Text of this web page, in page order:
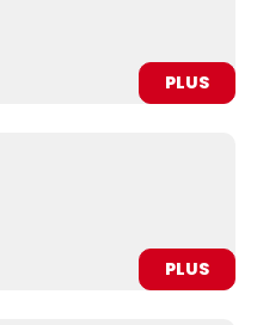
PLUS
PLUS